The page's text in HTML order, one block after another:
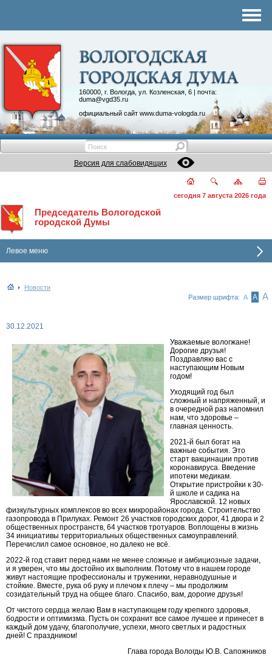
160000, г. Вологда, ул. Козленская, 6 | почта:
duma@vgd35.ru
официальный сайт www.duma-vologda.ru
Контакты
Депутатские объединения
Версия для слабовидящих
сегодня 7 августа 2026 года
Председатель Вологодской
городской Думы
Левое меню
Новости
Размер шрифта: А А А
30.12.2021
Уважаемые вологжане!
Дорогие друзья!
Поздравляю вас с
наступающим Новым
годом!
Уходящий год был
сложный и напряженный, и
в очередной раз напомнил
нам, что здоровье –
главная ценность.
2021-й был богат на
важные события. Это
старт вакцинации против
коронавируса. Введение
ипотеки медикам.
Открытие пристройки к 30-
й школе и садика на
Ярославской. 12 новых
физкультурных комплексов во всех микрорайонах города. Строительство
газопровода в Прилуках. Ремонт 26 участков городских дорог, 41 двора и 2
общественных пространств, 64 участков тротуаров. Воплощены в жизнь
34 инициативы территориальных общественных самоуправлений.
Перечислил самое основное, но далеко не всё.
2022-й год ставит перед нами не менее сложные и амбициозные задачи,
и я уверен, что мы достойно их выполним. Потому что в нашем городе
живут настоящие профессионалы и труженики, неравнодушные и
стойкие. Вместе, рука об руку и плечом к плечу – мы продолжим
созидательный труд на общее благо. Спасибо, вам, дорогие друзья!
От чистого сердца желаю Вам в наступающем году крепкого здоровья,
бодрости и оптимизма. Пусть он сохранит все самое лучшее и принесет в
каждый дом удачу, благополучие, успехи, много светлых и радостных
дней! С праздником!
Глава города Вологды Ю.В. Сапожников